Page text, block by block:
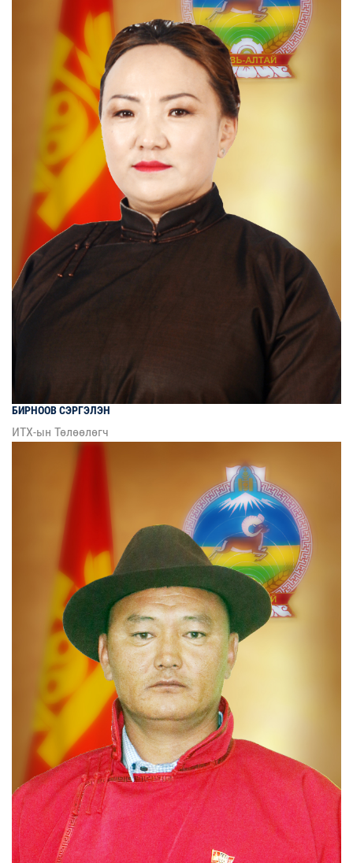
БИРНООВСЭРГЭЛЭН
ИТХ-ын Төлөөлөгч